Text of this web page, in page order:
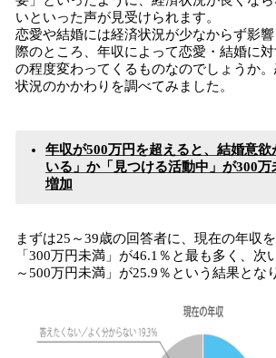
いといった声が見受けられます。
恋愛や結婚には経済状況が少なからず影
際のところ、年収によって恋愛・結婚に
の程度変わってくるものなのでしょうか
状況のかかわりを調べてみました。
年収が500万円を超えると、結婚意
いる」か「見つける活動中」が300万
増加
まずは25～39歳の回答者に、現在の年収
「300万円未満」が46.1％と最も多く、次
～500万円未満」が25.9％という結果とな